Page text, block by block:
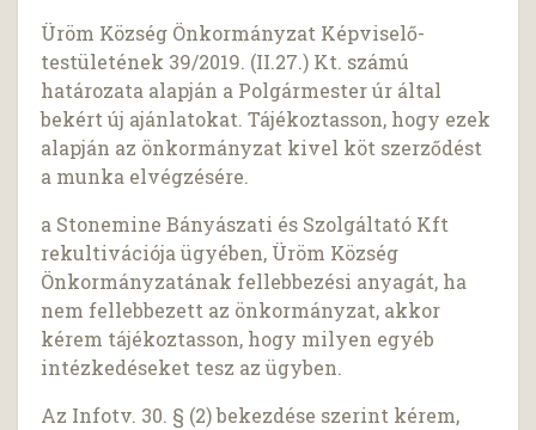
Üröm Község Önkormányzat Képviselő-
testületének 39/2019. (II.27.) Kt. számú
határozata alapján a Polgármester úr által
bekért új ajánlatokat. Tájékoztasson, hogy ezek
alapján az önkormányzat kivel köt szerződést
a munka elvégzésére.
a Stonemine Bányászati és Szolgáltató Kft
rekultivációja ügyében, Üröm Község
Önkormányzatának fellebbezési anyagát, ha
nem fellebbezett az önkormányzat, akkor
kérem tájékoztasson, hogy milyen egyéb
intézkedéseket tesz az ügyben.
Az Infotv. 30. § (2) bekezdése szerint kérem,